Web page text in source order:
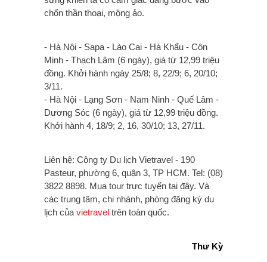
chốn thần thoại, mộng ảo.
- Hà Nội - Sapa - Lào Cai - Hà Khẩu - Côn
Minh - Thạch Lâm (6 ngày), giá từ 12,99 triệu
đồng. Khởi hành ngày 25/8; 8, 22/9; 6, 20/10;
3/11.
- Hà Nội - Lạng Sơn - Nam Ninh - Quế Lâm -
Dương Sóc (6 ngày), giá từ 12,99 triệu đồng.
Khởi hành 4, 18/9; 2, 16, 30/10; 13, 27/11.
Liên hệ: Công ty Du lịch Vietravel - 190
Pasteur, phường 6, quận 3, TP HCM. Tel: (08)
3822 8898. Mua tour trực tuyến tại đây. Và
các trung tâm, chi nhánh, phòng đăng ký du
lịch củavietravel trên toàn quốc.
Thư Kỳ